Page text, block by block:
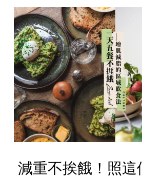
減重不挨餓！照這